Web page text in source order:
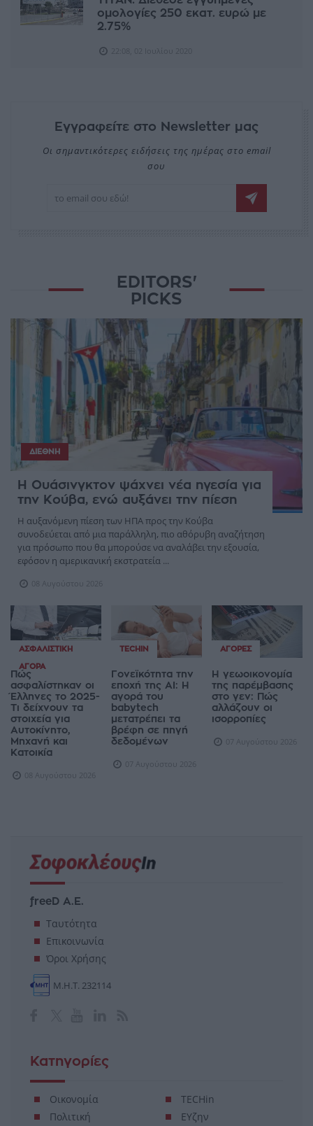
ομολογίες 250 εκατ. ευρώ με
2.75%
Εγγραφείτε στο Newsletter μας
Οι σημαντικότερες ειδήσεις της ημέρας στο email
σου
EDITORS'
PICKS
ΔΙΕΘΝΉ
Η Ουάσινγκτον ψάχνει νέα ηγεσία για
την Κούβα, ενώ αυξάνει την πίεση
Η αυξανόμενη πίεση των ΗΠΑ προς την Κούβα
συνοδεύεται από μια παράλληλη, πιο αθόρυβη αναζήτηση
για πρόσωπο που θα μπορούσε να αναλάβει την εξουσία,
εφόσον η αμερικανική εκστρατεία ...
08 Αυγούστου 2026
ΑΣΦΑΛΙΣΤΙΚΉ
ΑΓΟΡΆ
Πώς
ασφαλίστηκαν οι
Έλληνες το 2025-
Τι δείχνουν τα
στοιχεία για
Αυτοκίνητο,
Μηχανή και
Κατοικία
08 Αυγούστου 2026
TECHIN
Γονεϊκότητα την
εποχή της AI: Η
αγορά του
babytech
μετατρέπει τα
βρέφη σε πηγή
δεδομένων
07 Αυγούστου 2026
ΑΓΟΡΈΣ
Η γεωοικονομία
της παρέμβασης
στο γεν: Πώς
αλλάζουν οι
ισορροπίες
07 Αυγούστου 2026
freeD Α.Ε.
Ταυτότητα
Επικοινωνία
Όροι Χρήσης
Μ.Η.Τ. 232114
Κατηγορίες
Οικονομία
Πολιτική
TECHin
ΕΥζην